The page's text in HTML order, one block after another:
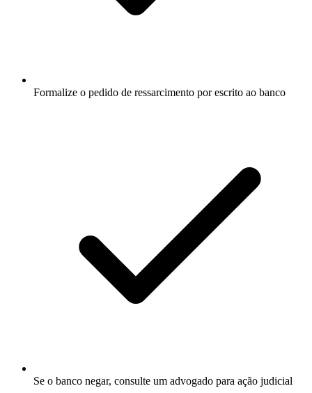
Formalize o pedido de ressarcimento por escrito ao banco
Se o banco negar, consulte um advogado para ação judicial